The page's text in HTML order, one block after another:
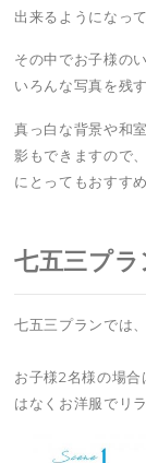
出来るようになっ
その中でお子様の
いろんな写真を残
真っ白な背景や和
影もできますので
にとってもおすすめ
七五三プ
七五三プランでは
お子様2名様の場
はなくお洋服でリ